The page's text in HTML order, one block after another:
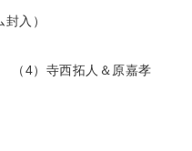
入）
（4）寺西拓人＆原嘉孝